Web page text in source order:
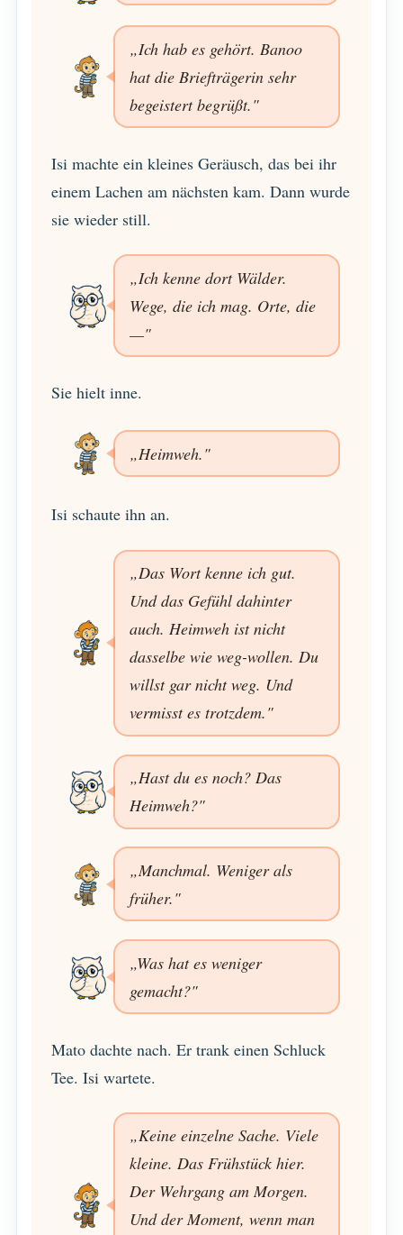
„Ich hab es gehört. Banoo
hat die Briefträgerin sehr
begeistert begrüßt."
Isi machte ein kleines Geräusch, das bei ihr
einem Lachen am nächsten kam. Dann wurde
sie wieder still.
„Ich kenne dort Wälder.
Wege, die ich mag. Orte, die
—"
Sie hielt inne.
„Heimweh."
Isi schaute ihn an.
„Das Wort kenne ich gut.
Und das Gefühl dahinter
auch. Heimweh ist nicht
dasselbe wie weg-wollen. Du
willst gar nicht weg. Und
vermisst es trotzdem."
„Hast du es noch? Das
Heimweh?"
„Manchmal. Weniger als
früher."
„Was hat es weniger
gemacht?"
Mato dachte nach. Er trank einen Schluck
Tee. Isi wartete.
„Keine einzelne Sache. Viele
kleine. Das Frühstück hier.
Der Wehrgang am Morgen.
Und der Moment, wenn man